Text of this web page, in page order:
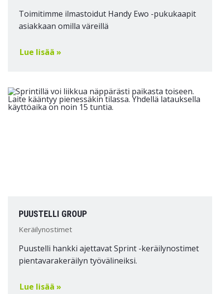
Toimitimme ilmastoidut Handy Ewo -pukukaapit
asiakkaan omilla väreillä
Lue lisää »
PUUSTELLI GROUP
Keräilynostimet
Puustelli hankki ajettavat Sprint -keräilynostimet
pientavarakeräilyn työvälineiksi.
Lue lisää »